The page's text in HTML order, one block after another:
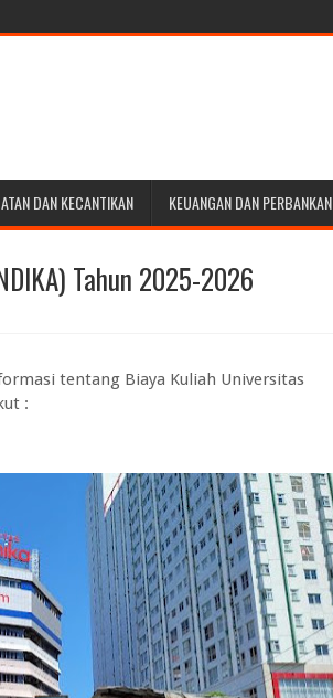
DAN KECANTIKAN KEUANGAN DAN PERBANKAN
Tahun 2025-2026
tentang Biaya Kuliah Universitas
: